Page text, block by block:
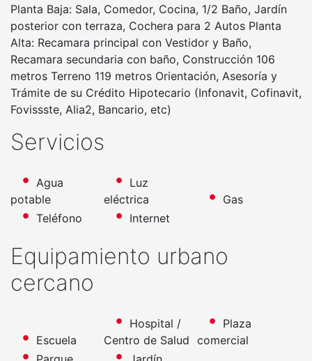
Planta Baja: Sala, Comedor, Cocina, 1/2 Baño, Jardín
posterior con terraza, Cochera para 2 Autos Planta
Alta: Recamara principal con Vestidor y Baño,
Recamara secundaria con baño, Construcción 106
metros Terreno 119 metros Orientación, Asesoría y
Trámite de su Crédito Hipotecario (Infonavit, Cofinavit,
Fovissste, Alia2, Bancario, etc)
Servicios
Agua
potable
Luz
eléctrica
Gas
Teléfono
Internet
Equipamiento urbano
cercano
Escuela
Hospital /
Centro de Salud
Plaza
comercial